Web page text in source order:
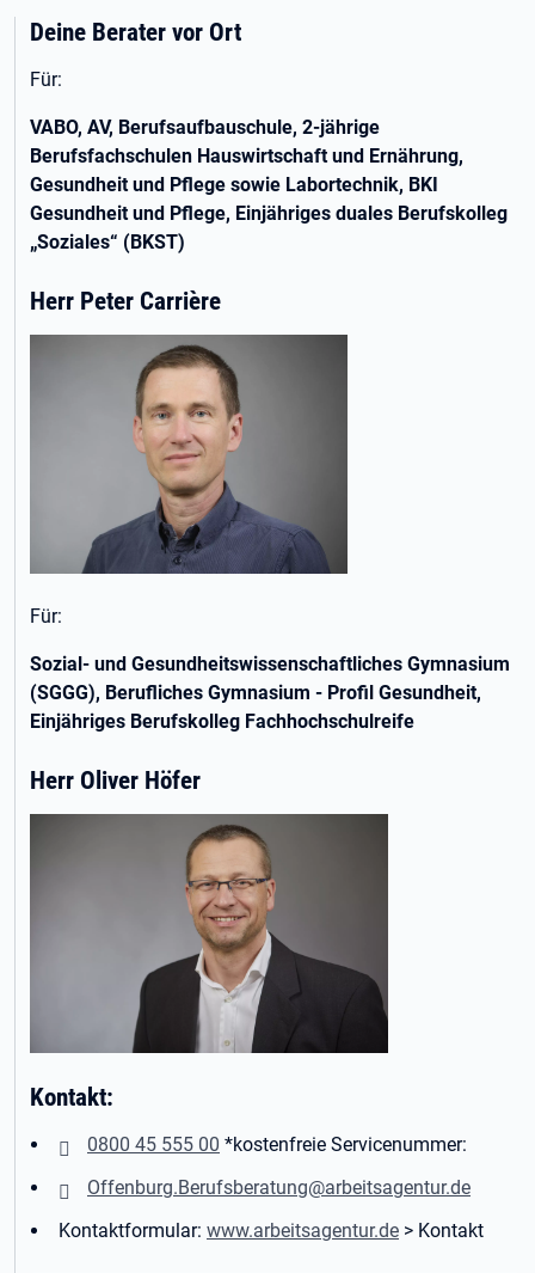
Deine Berater vor Ort
Für:
VABO, AV, Berufsaufbauschule, 2-jährige
Berufsfachschulen Hauswirtschaft und Ernährung,
Gesundheit und Pflege sowie Labortechnik, BKI
Gesundheit und Pflege, Einjähriges duales Berufskolleg
„Soziales“ (BKST)
Herr Peter Carrière
Für:
Sozial- und Gesundheitswissenschaftliches Gymnasium
(SGGG), Berufliches Gymnasium - Profil Gesundheit,
Einjähriges Berufskolleg Fachhochschulreife
Herr Oliver Höfer
Kontakt:
0800 45 555 00 *kostenfreie Servicenummer:
Offenburg.Berufsberatung@arbeitsagentur.de
Kontaktformular: www.arbeitsagentur.de > Kontakt